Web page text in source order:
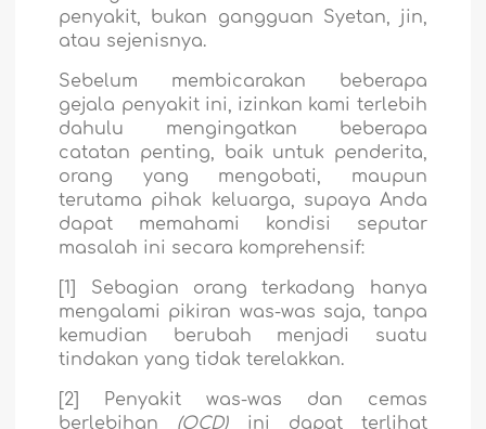
penyakit, bukan gangguan Syetan, jin,
atau sejenisnya.
Sebelum membicarakan beberapa
gejala penyakit ini, izinkan kami terlebih
dahulu mengingatkan beberapa
catatan penting, baik untuk penderita,
orang yang mengobati, maupun
terutama pihak keluarga, supaya Anda
dapat memahami kondisi seputar
masalah ini secara komprehensif:
[1] Sebagian orang terkadang hanya
mengalami pikiran was-was saja, tanpa
kemudian berubah menjadi suatu
tindakan yang tidak terelakkan.
[2] Penyakit was-was dan cemas
berlebihan (OCD)ini dapat terlihat